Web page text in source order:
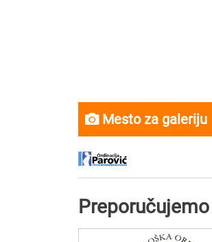
Mesto za galeriju
Preporučujemo